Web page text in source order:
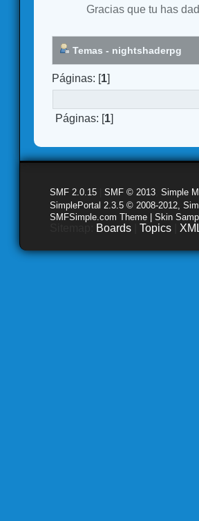
Gracias que tu has
Temas - nightshaderpg
Páginas: [1]
Páginas: [1]
SMF 2.0.15 SMF © 2013 Simple
SimplePortal 2.3.5 © 2008-2012,
SMFSimple.com Theme | Skin Samp
Boards Topics